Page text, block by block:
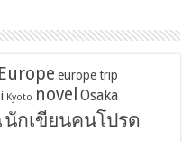
Europe europe trip
Kyoto novel Osaka
นักเขียนคนโปรด